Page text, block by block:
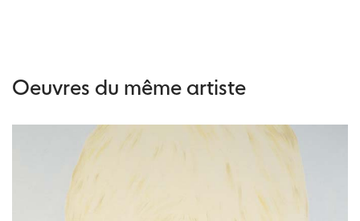
Oeuvres du même artiste